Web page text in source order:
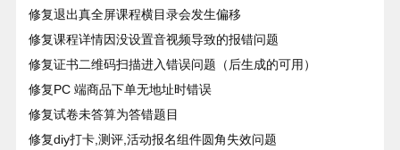
修复退出真全屏课程横目录会发生偏移
修复课程详情因没设置音视频导致的报错问题
修复证书二维码扫描进入错误问题（后生成的可用）
修复PC 端商品下单无地址时错误
修复试卷未答算为答错题目
修复diy打卡,测评,活动报名组件圆角失效问题